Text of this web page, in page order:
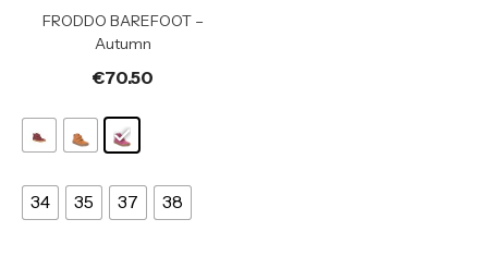
FRODDO BAREFOOT –
Autumn
€70.50
34 35 37 38